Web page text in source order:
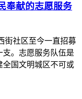
奉献的志愿服务
区至今一直招募
。志愿服务队伍是
全国文明城区不可或